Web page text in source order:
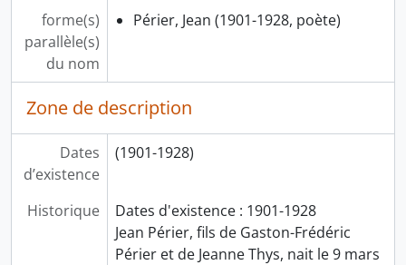
forme(s)
parallèle(s)
du nom
Périer, Jean (1901-1928, poète)
Zone de description
Dates
d’existence
(1901-1928)
Historique
Dates d'existence : 1901-1928
Jean Périer, fils de Gaston-Frédéric
Périer et de Jeanne Thys, nait le 9 mars